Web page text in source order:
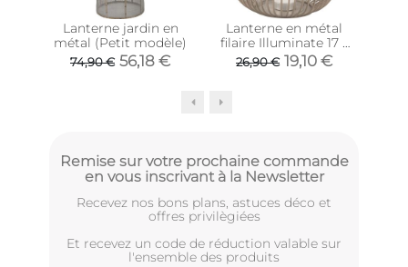
Lanterne jardin en
métal (Petit modèle)
74,90 € 56,18 €
Lanterne en métal
filaire Illuminate 17 x
15.5 cm (Gris foncé)
26,90 € 19,10 €
Remise sur votre prochaine commande
en vous inscrivant à la Newsletter
Recevez nos bons plans, astuces déco et
offres privilègiées
Et recevez un code de réduction valable sur
l'ensemble des produits